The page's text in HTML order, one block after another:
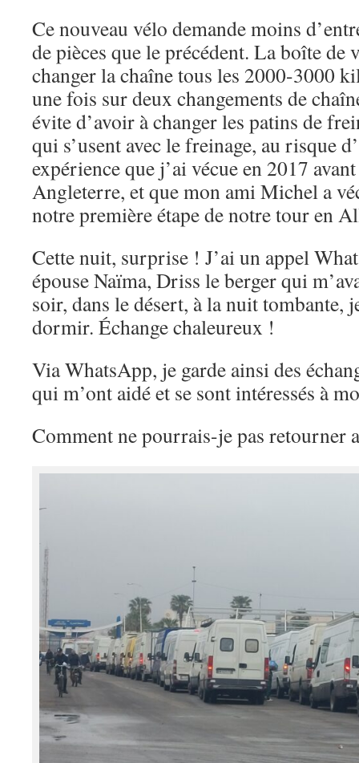
Ce nouveau vélo demande moins
de pièces que le précédent. La boîte de
changer la chaîne tous les 2000-3000
une fois sur deux changements de
évite d’avoir à changer les patins de
qui s’usent avec le freinage, au risque
expérience que j’ai vécue en 2017
Angleterre, et que mon ami Michel a
notre première étape de notre tour en
Cette nuit, surprise ! J’ai un appel
épouse Naïma, Driss le berger qui
soir, dans le désert, à la nuit tombante,
dormir. Échange chaleureux !
Via WhatsApp, je garde ainsi des
qui m’ont aidé et se sont intéressés à
Comment ne pourrais-je pas retourner